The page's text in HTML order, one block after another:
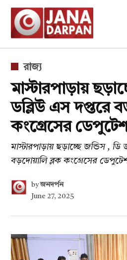
Skip
content
POSTED
IN
রাজ্য
মাস্টারপাড়ায়
ডব্লিউ এস দপ্তরে
কংগ্রেসের
মাস্টারপাড়ায় ছড়াচ্ছে জন্ডিস , ডি
বড়দোয়ালি ব্লক কংগ্রেসের
by জনদর্পন
June 27, 2025